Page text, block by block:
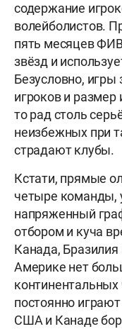
содержание
волейболистов.
пять месяцев
звёзд и
Безусловно, игры
игроков и размер
то рад столь
неизбежных при
страдают клубы.
Кстати, прямые
четыре команды,
напряженный
отбором и куча
Канада,
Америке нет
постоянно
США и Канаде